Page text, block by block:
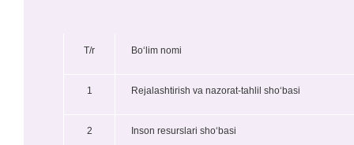
T/r Boʻlim nomi
1 Rejalashtirish va nazorat-tahlil sho‘basi
2 Inson resurslari sho‘basi